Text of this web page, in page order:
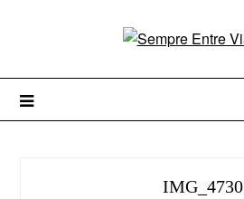
IMG_4730